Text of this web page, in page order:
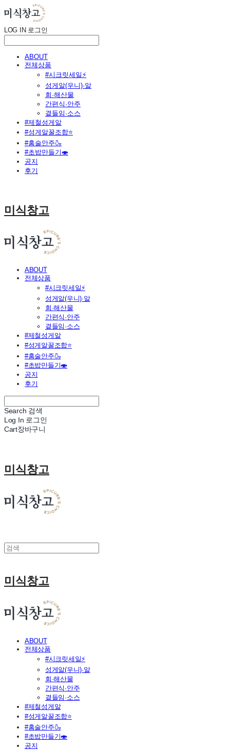
LOG IN 로그인
ABOUT
전체상품
#시크릿세일⚡
성게알(우니)·알
회·해산물
간편식·안주
곁들임·소스
#제철성게알
#성게알꿀조합⭐
#홈술안주🍶
#초밥만들기🍣
공지
후기
미식창고
ABOUT
전체상품
#시크릿세일⚡
성게알(우니)·알
회·해산물
간편식·안주
곁들임·소스
#제철성게알
#성게알꿀조합⭐
#홈술안주🍶
#초밥만들기🍣
공지
후기
Search 검색
Log In 로그인
Cart장바구니
미식창고
미식창고
ABOUT
전체상품
#시크릿세일⚡
성게알(우니)·알
회·해산물
간편식·안주
곁들임·소스
#제철성게알
#성게알꿀조합⭐
#홈술안주🍶
#초밥만들기🍣
공지